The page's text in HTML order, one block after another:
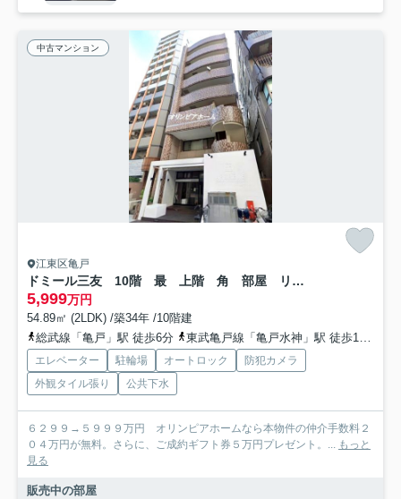
中古マンション
江東区亀戸
ドミール三友 10階 最 上階 角 部屋 リ フォーム済
5,999万円
54.89㎡ (2LDK) /築34年 /10階建
総武線「亀戸」駅 徒歩6分
東武亀戸線「亀戸水神」駅 徒歩16分
エレベーター 駐輪場 オートロック
防犯カメラ
外観タイル張り
公共下水
６２９９→５９９９万円 オリンピアホームなら本物件の仲介手数料２
０４万円が無料。さらに、ご成約ギフト券５万円プレゼント。... もっと
見る
販売中の部屋